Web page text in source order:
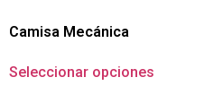
Camisa Mecánica
Seleccionar opciones